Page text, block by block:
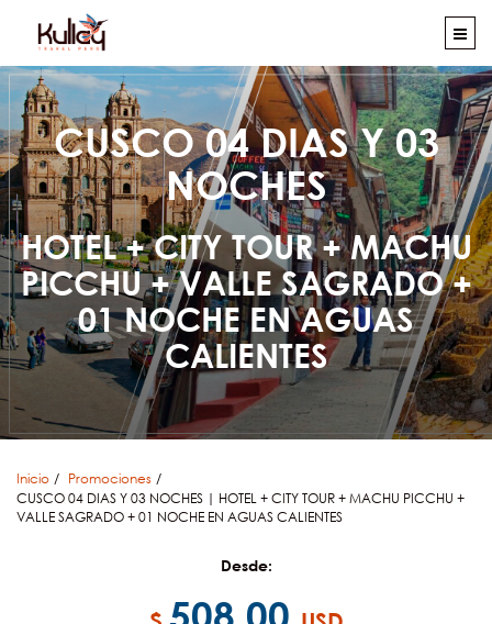
CUSCO 04 DIAS Y 03
NOCHES
HOTEL + CITY TOUR + MACHU
PICCHU + VALLE SAGRADO +
01 NOCHE EN AGUAS
CALIENTES
Inicio
Promociones
CUSCO 04 DIAS Y 03 NOCHES | HOTEL + CITY TOUR + MACHU PICCHU +
VALLE SAGRADO + 01 NOCHE EN AGUAS CALIENTES
Desde: